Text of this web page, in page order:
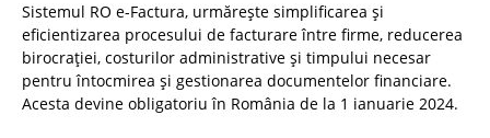
Sistemul RO e-Factura, urmărește simplificarea și
eficientizarea procesului de facturare între firme, reducerea
birocrației, costurilor administrative și timpului necesar
pentru întocmirea și gestionarea documentelor financiare.
Acesta devine obligatoriu în România de la 1 ianuarie 2024.